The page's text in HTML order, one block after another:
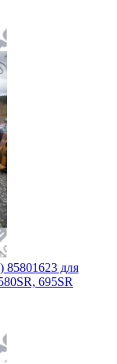
85801623 для
695SR